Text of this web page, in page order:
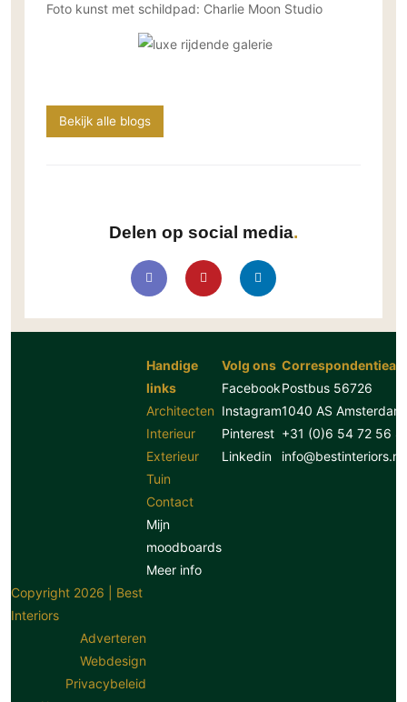
Foto kunst met schildpad: Charlie Moon Studio
Bekijk alle blogs
Delen op social media
Handige
links
Architecten
Interieur
Exterieur
Tuin
Contact
Mijn
moodboards
Meer info
Volg ons
Facebook
Instagram
Pinterest
Linkedin
Postbus 56726
1040 AS Amsterdam
+31 (0)6 54 72 56
info@bestinteriors.nl
Copyright 2026 | Best
Interiors
Adverteren
Webdesign
Privacybeleid